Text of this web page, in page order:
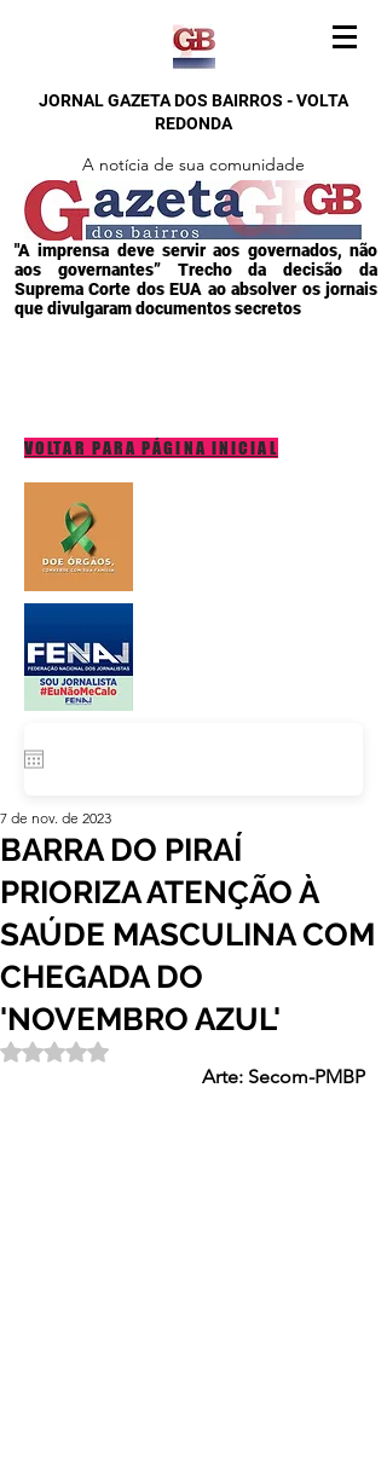
JORNAL GAZETA DOS BAIRROS - VOLTA
REDONDA
A notícia de sua comunidade
"A imprensa deve servir aos governados, não
aos governantes” Trecho da decisão da
Suprema Corte dos EUA ao absolver os jornais
que divulgaram documentos secretos
VOLTAR PARA PÁGINA INICIAL
BARRA DO PIRAÍ
PRIORIZA ATENÇÃO À
SAÚDE MASCULINA COM
CHEGADA DO
'NOVEMBRO AZUL'
7 de nov. de 2023
Avaliado com NaN de 5 estrelas.
Arte: Secom-PMBP